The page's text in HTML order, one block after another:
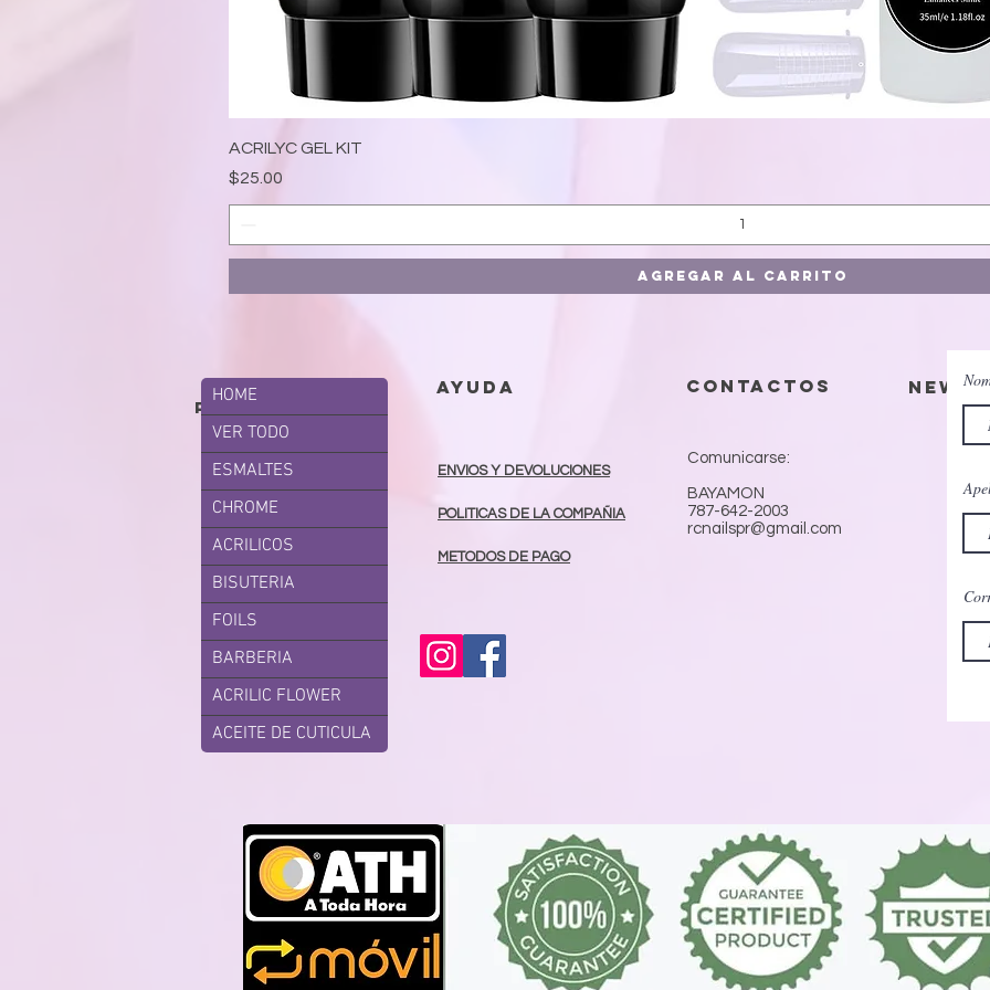
ACRILYC GEL KIT
Precio
$25.00
Agregar al carrito
productos
HOME
VER TODO
ESMALTES
CHROME
ACRILICOS
BISUTERIA
FOILS
BARBERIA
ACRILIC FLOWER
ACEITE DE CUTICULA
ayuda
ENVIOS Y DEVOLUCIONES
POLITICAS DE LA COMPAÑIA
METODOS DE PAGO
contactos
Comunicarse:
BAYAMON
787-642-2003
rcnailspr@gmail.com